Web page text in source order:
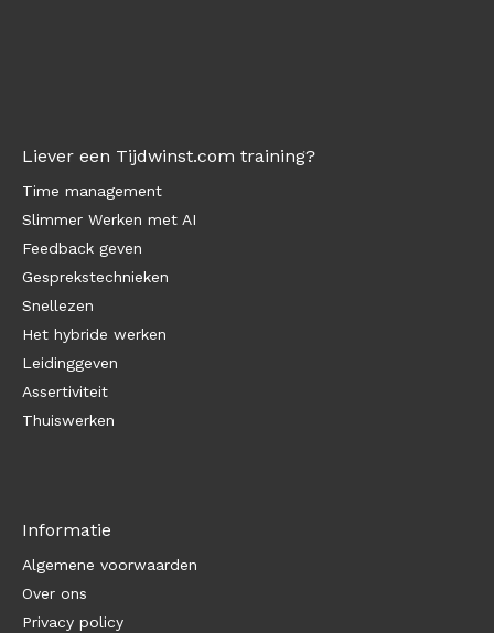
Liever een Tijdwinst.com training?
Time management
Slimmer Werken met AI
Feedback geven
Gesprekstechnieken
Snellezen
Het hybride werken
Leidinggeven
Assertiviteit
Thuiswerken
Informatie
Algemene voorwaarden
Over ons
Privacy policy